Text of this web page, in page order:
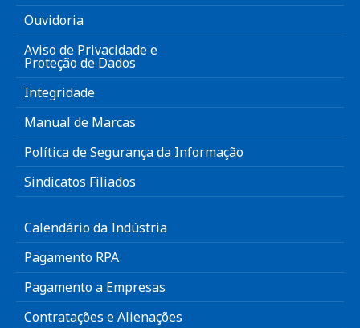
Ouvidoria
Aviso de Privacidade e
Proteção de Dados
Integridade
Manual de Marcas
Política de Segurança da Informação
Sindicatos Filiados
Calendário da Indústria
Pagamento RPA
Pagamento a Empresas
Contratações e Alienações